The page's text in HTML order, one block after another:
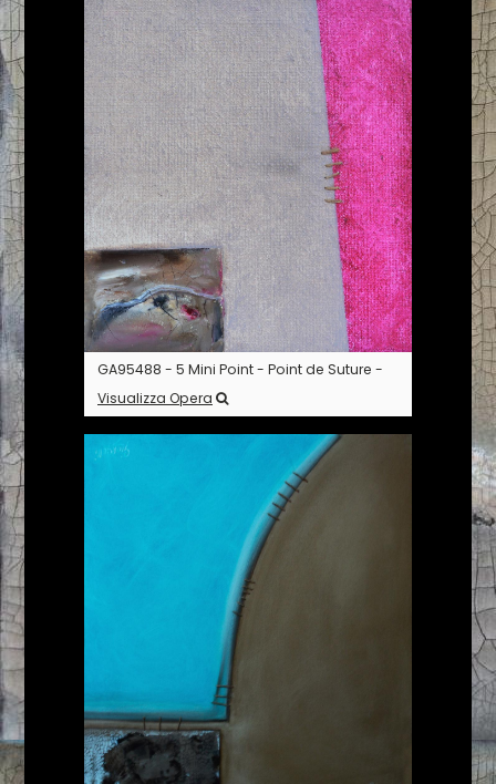
GA95488 - 5 Mini Point - Point de Suture -
Visualizza Opera